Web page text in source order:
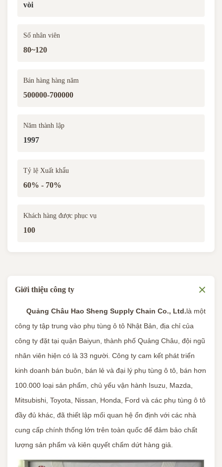
vòi
Số nhân viên
80~120
Bán hàng hàng năm
500000-700000
Năm thành lập
1997
Tỷ lệ Xuất khẩu
60% - 70%
Khách hàng được phục vụ
100
Giới thiệu công ty
Quảng Châu Hao Sheng Supply Chain Co., Ltd.là một
công ty tập trung vào phụ tùng ô tô Nhật Bản, địa chỉ của
công ty đặt tại quận Baiyun, thành phố Quảng Châu, đội ngũ
nhân viên hiện có là 33 người. Công ty cam kết phát triển
kinh doanh bán buôn, bán lẻ và đại lý phụ tùng ô tô, bán hơn
100.000 loại sản phẩm, chủ yếu vận hành Isuzu, Mazda,
Mitsubishi, Toyota, Nissan, Honda, Ford và các phụ tùng ô tô
đầy đủ khác, đã thiết lập mối quan hệ ổn định với các nhà
cung cấp chính thống lớn trên toàn quốc để đảm bảo chất
lượng sản phẩm và kiên quyết chấm dứt hàng giả.